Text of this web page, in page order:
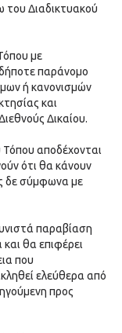
Διαδικτυακού
με
παράνομο
ή κανονισμών
και
Δικαίου.
αποδέχονται
ότι θα κάνουν
δε σύμφωνα με
παραβίαση
θα επιφέρει
που
ελεύθερα από
προς